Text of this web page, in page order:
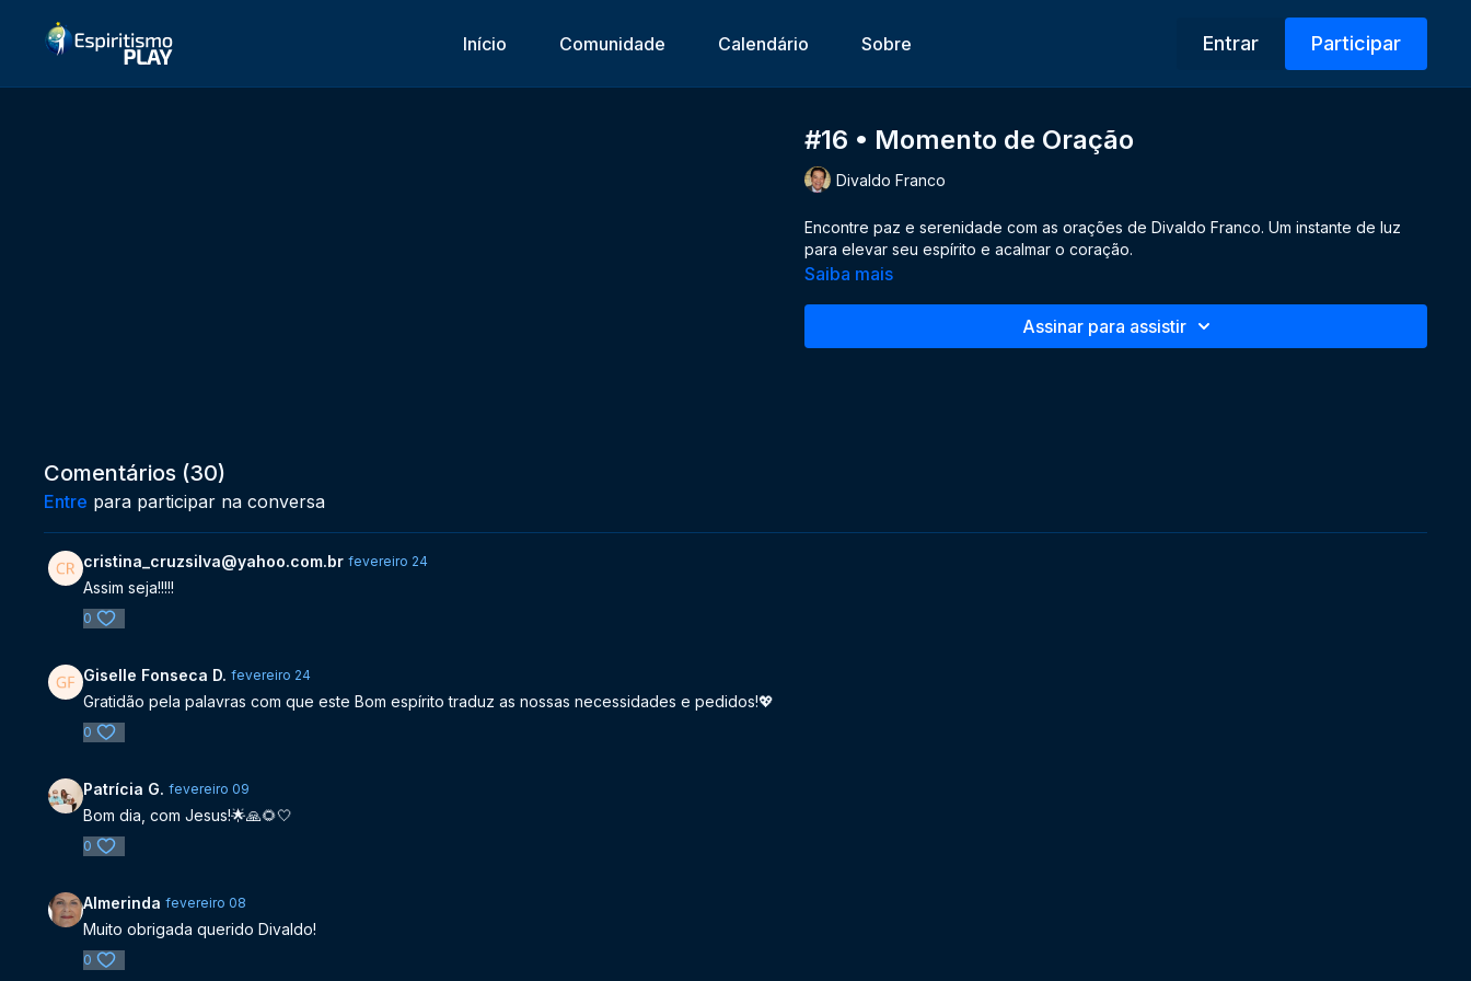
Início Comunidade Calendário Sobre Entrar Participar
#16 • Momento de Oração
Divaldo Franco
Encontre paz e serenidade com as orações de Divaldo Franco. Um instante de luz
para elevar seu espírito e acalmar o coração.
Saiba mais
Assinar para assistir
Comentários (30)
Entre para participar na conversa
cristina_cruzsilva@yahoo.com.br fevereiro 24
Assim seja!!!!!
0
Giselle Fonseca D. fevereiro 24
Gratidão pela palavras com que este Bom espírito traduz as nossas necessidades e pedidos!💖
0
Patrícia G. fevereiro 09
Bom dia, com Jesus!🌟🙏🌻🤍
0
Almerinda fevereiro 08
Muito obrigada querido Divaldo!
0